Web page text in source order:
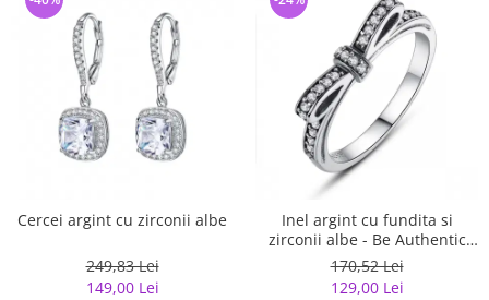
Cercei argint cu zirconii albe
249,83 Lei
149,00 Lei
Inel argint cu fundita si
zirconii albe - Be Authentic
IST0007
170,52 Lei
129,00 Lei